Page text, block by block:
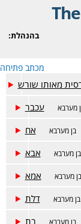
בהנהלת:
מכתב פתיחה
מאותו שורש
עכבר מערבא
אח בן מערבא
אבא בן מערבא
אמא בן מערבא
דלת בן מערבא
בת בן מערבא